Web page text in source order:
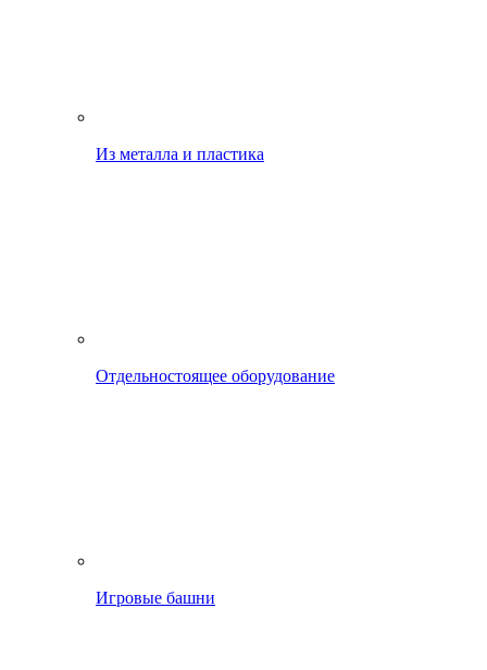
Из металла и пластика
Отдельностоящее оборудование
Игровые башни